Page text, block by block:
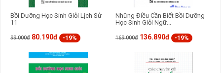
Bồi Dưỡng Học Sinh Giỏi Lịch Sử
11
99.000đ 80.190đ -19%
Những Điều Cần Biết Bồi Dưỡng
Học Sinh Giỏi Ngữ...
169.000đ 136.890đ -19%